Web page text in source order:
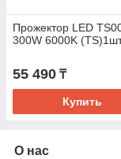
Прожектор LED
300W 6000K
55 490 ₸
Купить
О нас